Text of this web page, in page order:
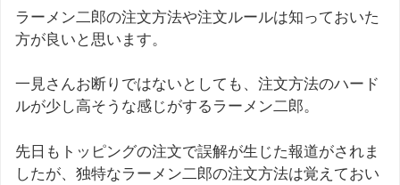
ラーメン二郎の注文方法や注文ルールは知っておいた
方が良いと思います。
一見さんお断りではないとしても、注文方法のハード
ルが少し高そうな感じがするラーメン二郎。
先日もトッピングの注文で誤解が生じた報道がされま
したが、独特なラーメン二郎の注文方法は覚えておい